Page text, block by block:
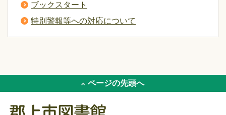
ブックスタート
特別警報等への対応について
ページの先頭へ